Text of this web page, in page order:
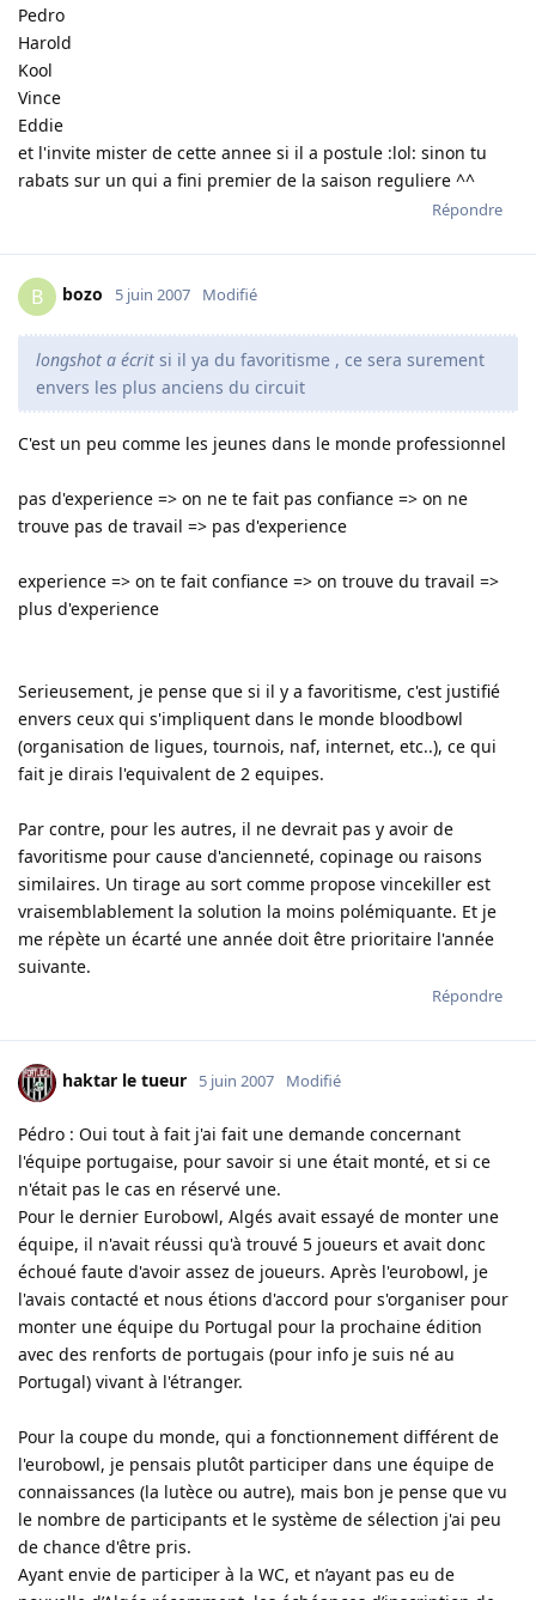
Pedro
Harold
Kool
Vince
Eddie
et l'invite mister de cette annee si il a postule :lol: sinon tu
rabats sur un qui a fini premier de la saison reguliere ^^
Répondre
B bozo 5 juin 2007 Modifié
longshot a écrit si il ya du favoritisme , ce sera surement
envers les plus anciens du circuit
C'est un peu comme les jeunes dans le monde professionnel
pas d'experience => on ne te fait pas confiance => on ne
trouve pas de travail => pas d'experience
experience => on te fait confiance => on trouve du travail =>
plus d'experience
Serieusement, je pense que si il y a favoritisme, c'est justifié
envers ceux qui s'impliquent dans le monde bloodbowl
(organisation de ligues, tournois, naf, internet, etc..), ce qui
fait je dirais l'equivalent de 2 equipes.
Par contre, pour les autres, il ne devrait pas y avoir de
favoritisme pour cause d'ancienneté, copinage ou raisons
similaires. Un tirage au sort comme propose vincekiller est
vraisemblablement la solution la moins polémiquante. Et je
me répète un écarté une année doit être prioritaire l'année
suivante.
Répondre
haktar le tueur 5 juin 2007 Modifié
Pédro : Oui tout à fait j'ai fait une demande concernant
l'équipe portugaise, pour savoir si une était monté, et si ce
n'était pas le cas en réservé une.
Pour le dernier Eurobowl, Algés avait essayé de monter une
équipe, il n'avait réussi qu'à trouvé 5 joueurs et avait donc
échoué faute d'avoir assez de joueurs. Après l'eurobowl, je
l'avais contacté et nous étions d'accord pour s'organiser pour
monter une équipe du Portugal pour la prochaine édition
avec des renforts de portugais (pour info je suis né au
Portugal) vivant à l'étranger.
Pour la coupe du monde, qui a fonctionnement différent de
l'eurobowl, je pensais plutôt participer dans une équipe de
connaissances (la lutèce ou autre), mais bon je pense que vu
le nombre de participants et le système de sélection j'ai peu
de chance d'être pris.
Ayant envie de participer à la WC, et n’ayant pas eu de